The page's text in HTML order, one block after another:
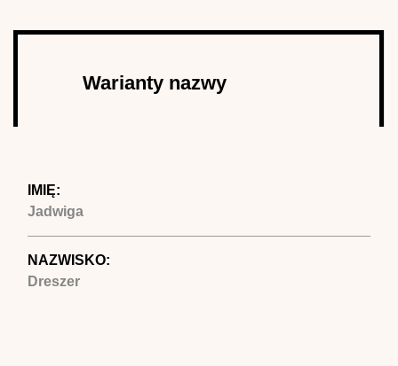
Warianty nazwy
IMIĘ:
Jadwiga
NAZWISKO:
Dreszer